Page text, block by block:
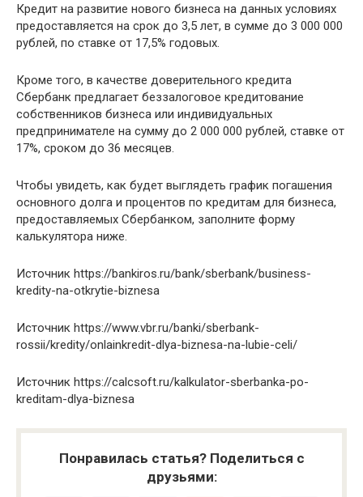
Кредит на развитие нового бизнеса на данных условиях
предоставляется на срок до 3,5 лет, в сумме до 3 000 000
рублей, по ставке от 17,5% годовых.
Кроме того, в качестве доверительного кредита
Сбербанк предлагает беззалоговое кредитование
собственников бизнеса или индивидуальных
предпринимателе на сумму до 2 000 000 рублей, ставке от
17%, сроком до 36 месяцев.
Чтобы увидеть, как будет выглядеть график погашения
основного долга и процентов по кредитам для бизнеса,
предоставляемых Сбербанком, заполните форму
калькулятора ниже.
Источник https://bankiros.ru/bank/sberbank/business-
kredity-na-otkrytie-biznesa
Источник https://www.vbr.ru/banki/sberbank-
rossii/kredity/onlainkredit-dlya-biznesa-na-lubie-celi/
Источник https://calcsoft.ru/kalkulator-sberbanka-po-
kreditam-dlya-biznesa
Понравилась статья? Поделиться с
друзьями: